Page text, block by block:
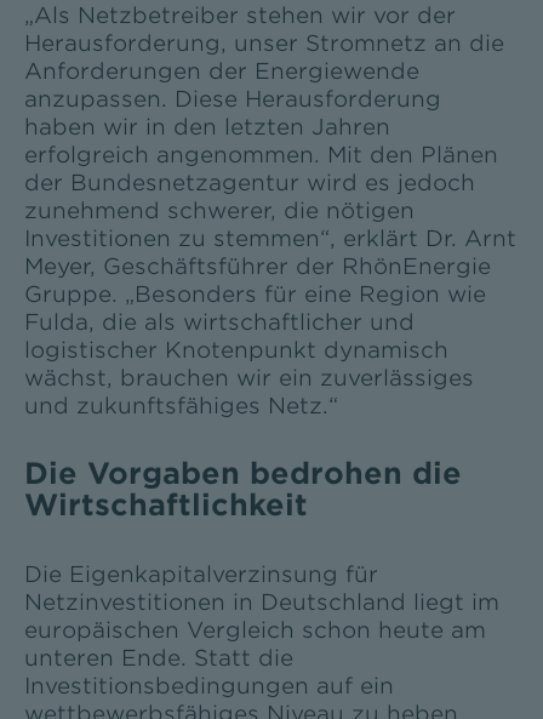
„Als Netzbetreiber stehen wir vor der
Herausforderung, unser Stromnetz an die
Anforderungen der Energiewende
anzupassen. Diese Herausforderung
haben wir in den letzten Jahren
erfolgreich angenommen. Mit den Plänen
der Bundesnetzagentur wird es jedoch
zunehmend schwerer, die nötigen
Investitionen zu stemmen“, erklärt Dr. Arnt
Meyer, Geschäftsführer der RhönEnergie
Gruppe. „Besonders für eine Region wie
Fulda, die als wirtschaftlicher und
logistischer Knotenpunkt dynamisch
wächst, brauchen wir ein zuverlässiges
und zukunftsfähiges Netz.“
Die Vorgaben bedrohen die
Wirtschaftlichkeit
Die Eigenkapitalverzinsung für
Netzinvestitionen in Deutschland liegt im
europäischen Vergleich schon heute am
unteren Ende. Statt die
Investitionsbedingungen auf ein
wettbewerbsfähiges Niveau zu heben,